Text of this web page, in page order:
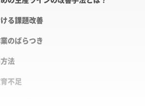
る課題改善
のばらつき
法
不足